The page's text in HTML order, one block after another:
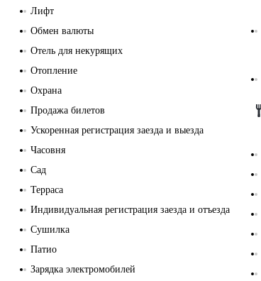
Лифт
Обмен валюты
Отель для некурящих
Отопление
Охрана
Продажа билетов
Ускоренная регистрация заезда и выезда
Часовня
Сад
Терраса
Индивидуальная регистрация заезда и отъезда
Сушилка
Патио
Зарядка электромобилей